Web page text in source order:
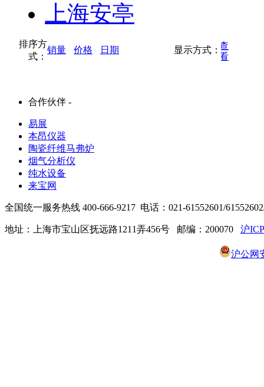
上海安亭
排序方
式：
销量 价格 日期 显示方式：
按缩略图方式查
看
按列表方式查看
合作伙伴 -
易展
本昂仪器
陶瓷纤维马弗炉
烟气分析仪
纯水设备
来宝网
全国统一服务热线 400-666-9217 电话：021-61552601/
地址：上海市宝山区抚远路1211弄456号 邮编：200070 沪
沪公网